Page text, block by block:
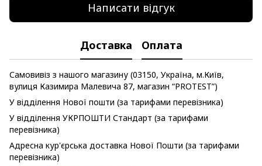
Написати відгук
Доставка Оплата
Самовивіз з нашого магазину (03150, Україна, м.Київ,
вулиця Казимира Малевича 87, магазин “PROTEST”)
У відділення Нової пошти (за тарифами перевізника)
У відділення УКРПОШТИ Стандарт (за тарифами
перевізника)
Адресна кур'єрська доставка Нової Пошти (за тарифами
перевізника)